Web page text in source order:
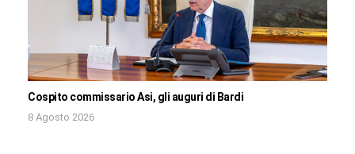
Cospito commissario Asi, gli auguri di Bardi
8 Agosto 2026